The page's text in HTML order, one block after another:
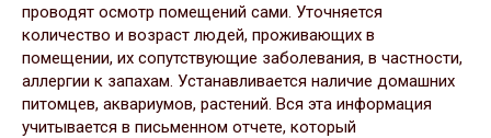
проводят осмотр помещений сами. Уточняется
количество и возраст людей, проживающих в
помещении, их сопутствующие заболевания, в частности,
аллергии к запахам. Устанавливается наличие домашних
питомцев, аквариумов, растений. Вся эта информация
учитывается в письменном отчете, который